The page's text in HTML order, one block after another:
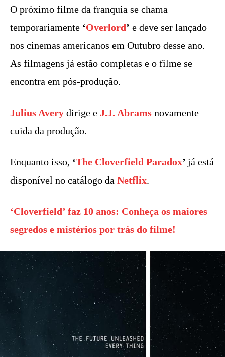
O próximo filme da franquia se chama
temporariamente ‘Overlord’ e deve ser lançado
nos cinemas americanos em Outubro desse ano.
As filmagens já estão completas e o filme se
encontra em pós-produção.
Julius Avery dirige e J.J. Abrams novamente
cuida da produção.
Enquanto isso, ‘The Cloverfield Paradox’ já está
disponível no catálogo da Netflix.
‘Cloverfield’ faz 10 anos: Conheça os maiores
segredos e mistérios por trás do filme!